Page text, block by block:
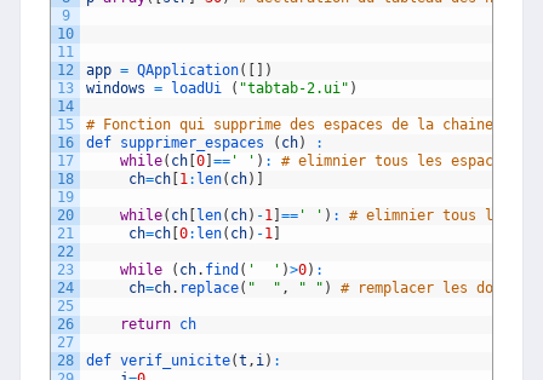
9
10
11
12
13
14
15
16
17
18
19
20
21
22
23
24
25
26
27
28
app = QApplication(
)
windows = loadUi ( "tabtab-2.ui" )
# Fonction qui supprime des espaces de la chaine des
def supprimer_espaces ( ch)
:
while( ch 0 == ' ' ) :
# elimnier tous les espaces au
ch=ch 1: len( ch)
while( ch len( ch) -1 == ' ' ) :
# elimnier tous les
ch=ch 0: len( ch) -1
while ( ch. find ( '  ' )>0) :
ch=ch. replace( "  " , " " ) # remplacer les doubles
return ch
def verif_unicite(t , i) :